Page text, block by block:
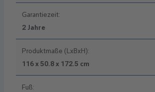
Garantiezeit:
2 Jahre
Produktmaße (LxBxH):
116 x 50.8 x 172.5 cm
Fuß: